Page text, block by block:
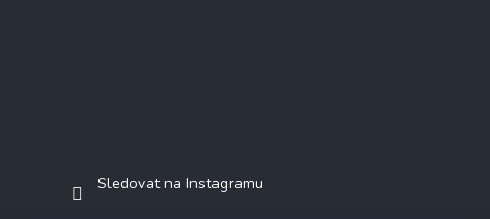
Sledovat na Instagramu